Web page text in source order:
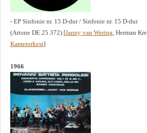
- EP Sinfonie nr. 15 D-dur / Sinfonie nr. 15 D-dur
(Artone DE 25 372) [Janny van Wering, Herman
Kamerorkest]
1966